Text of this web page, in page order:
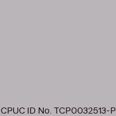
CPUC ID No. TCP0032513-P